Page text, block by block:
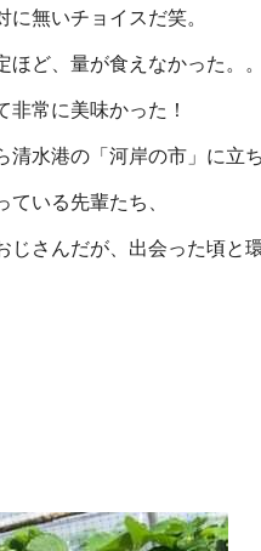
無いチョイスだ笑。
ど、量が食えなかった。。
常に美味かった！
水港の「河岸の市」に立
ている先輩たち、
じさんだが、出会った頃